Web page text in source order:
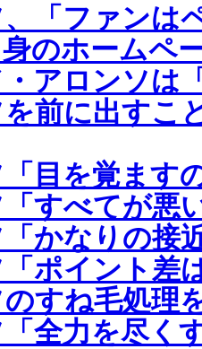
「ファンは
のホームペ
アロンソは
前に出すこ
目を覚ます
すべてが悪
かなりの接
ポイント差
すね毛処理
全力を尽く